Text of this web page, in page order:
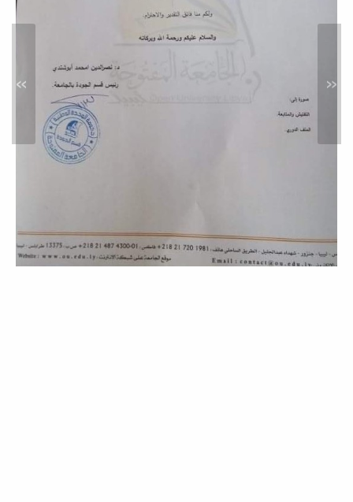
مُناقشة رسالة ماجستير بقسم
اللغة العربية وآدابها
نُوقشت يوم الخميس بقاعة البحث
العلمي بكلية الآداب جامعة مصراتة رسالة
رشة عمل بقسم الجغرافيا ونظم
المعلومات الجغرافية بكلية الآداب جامعة
مصراتة...
» «